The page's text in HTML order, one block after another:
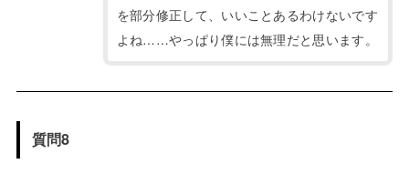
を部分修正して、いいことあるわけないです
よね……やっぱり僕には無理だと思います。
質問8